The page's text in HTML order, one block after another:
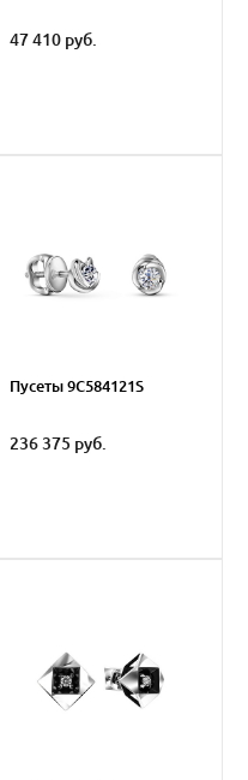
47 410 руб.
Пусеты 9C584121S
236 375 руб.